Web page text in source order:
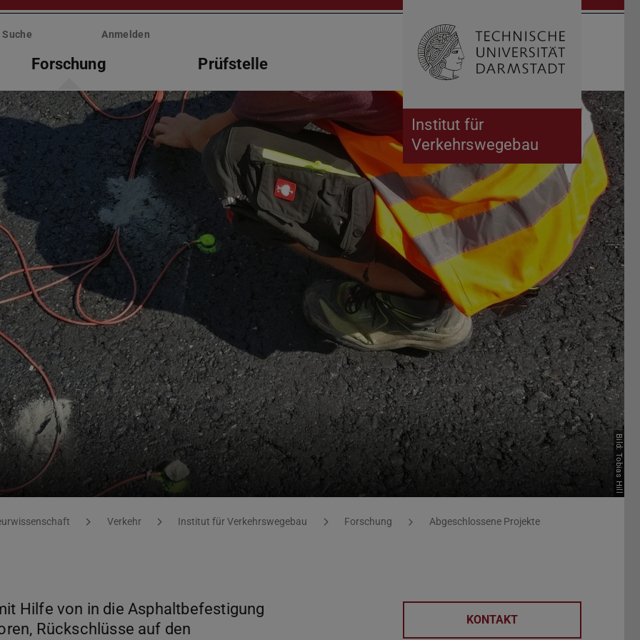
Institut für
Verkehrswegebau
Suche Anmelden
Forschung Prüfstelle Suche öffnen
Bild: Tobias Hill
Verkehr Institut für Verkehrswegebau Forschung
Abgeschlossene Projekte
Hilfe von in die Asphaltbefestigung
Rückschlüsse auf den
KONTAKT